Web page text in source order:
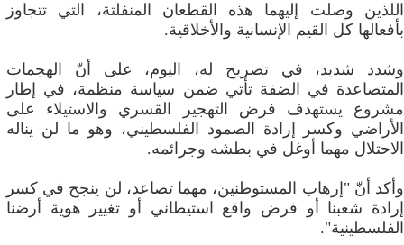
اللذين وصلت إليهما هذه القطعان المنفلتة، التي تتجاوز
بأفعالها كل القيم الإنسانية والأخلاقية.
وشدد شديد، في تصريح له، اليوم، على أنّ الهجمات
المتصاعدة في الضفة تأتي ضمن سياسة منظمة، في إطار
مشروع يستهدف فرض التهجير القسري والاستيلاء على
الأراضي وكسر إرادة الصمود الفلسطيني، وهو ما لن يناله
الاحتلال مهما أوغل في بطشه وجرائمه.
وأكد أنّ "إرهاب المستوطنين، مهما تصاعد، لن ينجح في كسر
إرادة شعبنا أو فرض واقع استيطاني أو تغيير هوية أرضنا
الفلسطينية".